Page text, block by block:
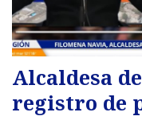
Alcaldesa
registro de